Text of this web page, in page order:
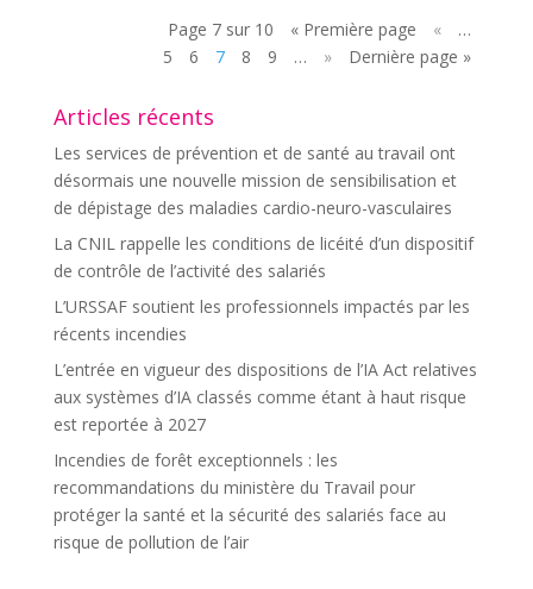
Page 7 sur 10 « Première page «
…
5
6 7 8 9 … » Dernière page »
Articles récents
Les services de prévention et de santé au travail ont
désormais une nouvelle mission de sensibilisation et
de dépistage des maladies cardio-neuro-vasculaires
La CNIL rappelle les conditions de licéité d’un dispositif
de contrôle de l’activité des salariés
L’URSSAF soutient les professionnels impactés par les
récents incendies
L’entrée en vigueur des dispositions de l’IA Act relatives
aux systèmes d’IA classés comme étant à haut risque
est reportée à 2027
Incendies de forêt exceptionnels : les
recommandations du ministère du Travail pour
protéger la santé et la sécurité des salariés face au
risque de pollution de l’air